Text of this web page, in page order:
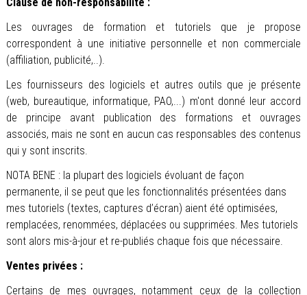
Les ouvrages de formation et tutoriels que je propose
correspondent à une initiative personnelle et non commerciale
(affiliation, publicité,..).
Les fournisseurs des logiciels et autres outils que je présente
(web, bureautique, informatique, PAO,...) m'ont donné leur accord
de principe avant publication des formations et ouvrages
associés, mais ne sont en aucun cas responsables des contenus
qui y sont inscrits.
NOTA BENE : la plupart des logiciels évoluant de façon
permanente, il se peut que les fonctionnalités présentées dans
mes tutoriels (textes, captures d’écran) aient été optimisées,
remplacées, renommées, déplacées ou supprimées. Mes tutoriels
sont alors mis-à-jour et re-publiés chaque fois que nécessaire.
Ventes privées :
Certains de mes ouvrages, notamment ceux de la collection